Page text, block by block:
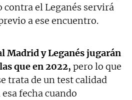
contra el Leganés servirá
a ese encuentro.
Madrid y Leganés jugarán
que en 2022, pero lo que
trata de un test calidad
fecha cuando